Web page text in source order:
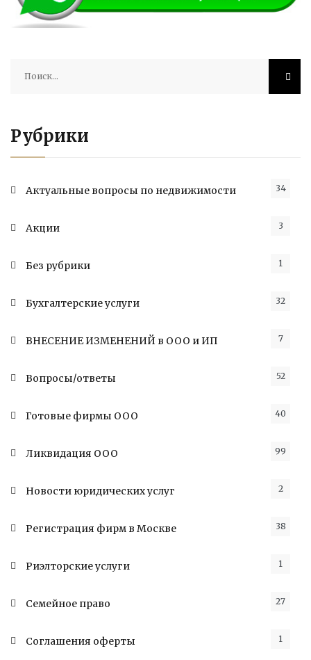
Рубрики
Актуальные вопросы по недвижимости 34
Акции 3
Без рубрики 1
Бухгалтерские услуги 32
ВНЕСЕНИЕ ИЗМЕНЕНИЙ в ООО и ИП 7
Вопросы/ответы 52
Готовые фирмы ООО 40
Ликвидация ООО 99
Новости юридических услуг 2
Регистрация фирм в Москве 38
Риэлторские услуги 1
Семейное право 27
Соглашения оферты 1